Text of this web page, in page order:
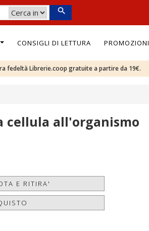
CONSIGLI DI LETTURA PROMOZIONI
fedeltà Librerie.coop gratuite a partire da 19€.
cellula all'organismo
E RITIRA'